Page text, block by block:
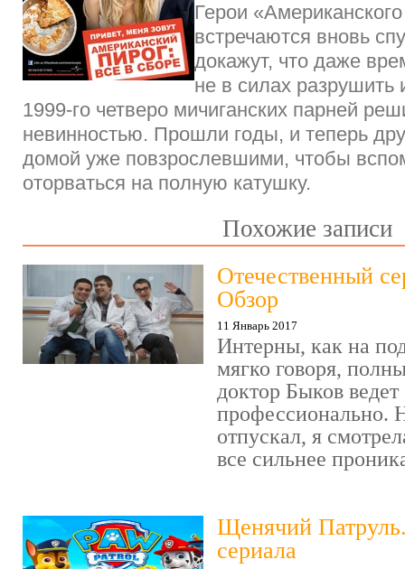
Герои
встречаются вновь
докажут, что даже
не в силах разрушить
1999-го четверо мичиганских парней
невинностью. Прошли годы, и теперь
домой уже повзрослевшими, чтобы
оторваться на полную катушку.
Похожие записи
Отечественный
Обзор
11 Январь 2017
Интерны, как на
мягко говоря,
доктор Быков ведет
профессионально.
отпускал, я
все сильнее
Щенячий
сериала